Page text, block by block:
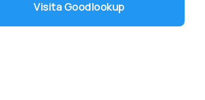
Visita Goodlookup